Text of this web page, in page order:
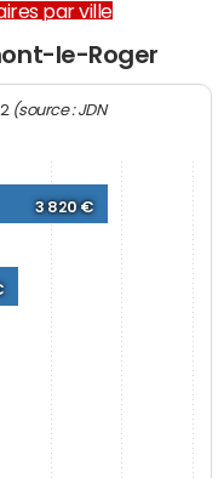
par ville
le-Roger
(source : JDN
3 820 €